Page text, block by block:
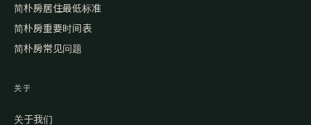
简朴房居住最低标准
简朴房重要时间表
简朴房常见问题
关于
关于我们